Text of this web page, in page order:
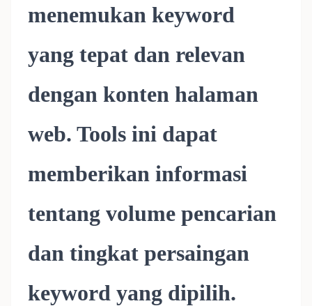
menemukan keyword
yang tepat dan relevan
dengan konten halaman
web. Tools ini dapat
memberikan informasi
tentang volume pencarian
dan tingkat persaingan
keyword yang dipilih.